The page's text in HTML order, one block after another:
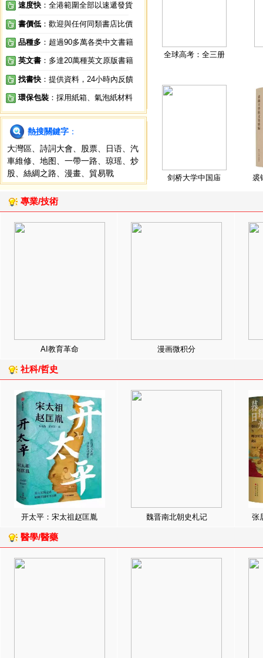
速度快 ：全港範圍全部以速遞發貨
書價低 ：歡迎與任何同類書店比價
品種多 ：超過90多萬各类中文書籍
英文書 ：多達20萬種英文原版書籍
找書快 ：提供資料，24小時內反饋
環保包裝 ：採用紙箱、氣泡紙材料
熱搜關鍵字 ：
大灣區
詩詞大會 股票 日语
汽
車維修
地图 一帶一路 琼瑶
炒
股
絲綢之路 漫畫 貿易戰
全球高考：全三册
剑桥大学中国庙 裘
專業/技術
AI教育革命 漫画微积分
社科/哲史
开太平：宋太祖赵匡胤 魏晋南北朝史札记 张
醫學/醫藥